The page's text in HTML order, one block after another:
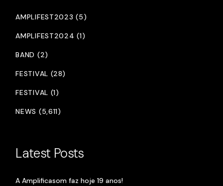
AMPLIFEST2023 (5)
AMPLIFEST2024 (1)
BAND (2)
FESTIVAL (28)
FESTIVAL (1)
NEWS (5,611)
Latest Posts
A Amplificasom faz hoje 19 anos!